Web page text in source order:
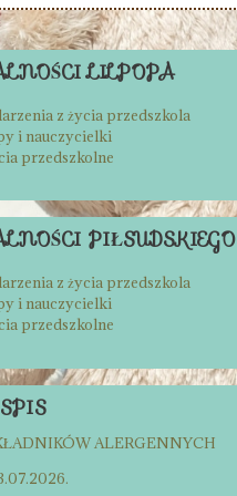
LILPOPA
z życia przedszkola
i nauczycielki
przedszkolne
PIŁSUDSKIEGO
z życia przedszkola
i nauczycielki
przedszkolne
ALERGENNYCH